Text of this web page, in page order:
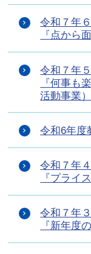
令和７年
『点から
令和７年
『何事も
活動事業）
令和6年度
令和７年
『プライ
令和７年
『新年度